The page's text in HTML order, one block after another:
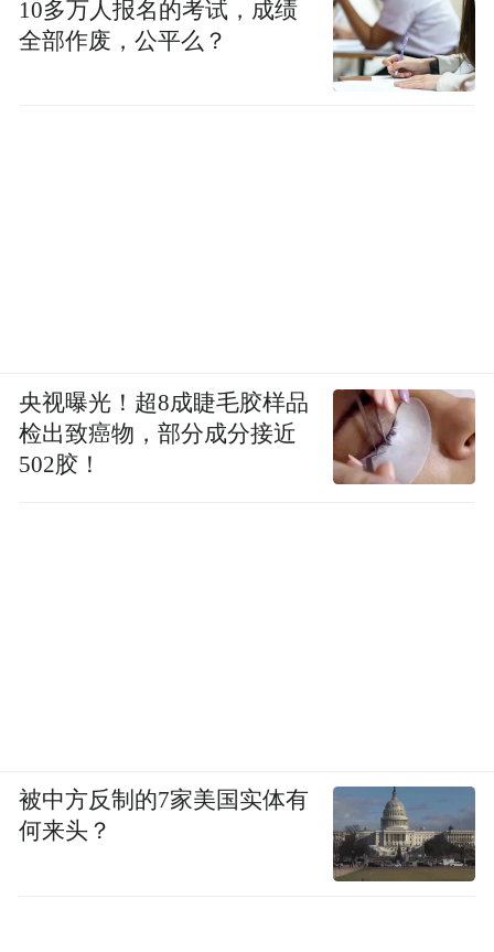
10多万人报名的考试，成绩
全部作废，公平么？
央视曝光！超8成睫毛胶样品
检出致癌物，部分成分接近
502胶！
被中方反制的7家美国实体有
何来头？